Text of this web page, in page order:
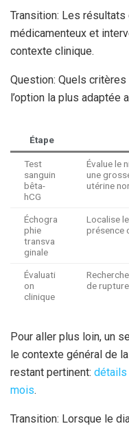
Transition: Les
médicamenteux et
contexte clinique.
Question: Quels
l’option la plus adaptée
Étape
Test
sanguin
bêta-
hCG
Évalue le
une
utérine
Échogra
phie
transva
ginale
Localise
présence
Évaluati
on
clinique
de
Pour aller plus loin, un
le contexte général de
restant pertinent:
mois.
Transition: Lorsque le